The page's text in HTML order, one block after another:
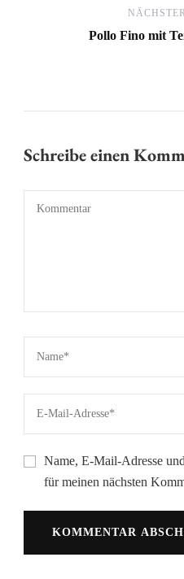
Pollo Fino mit
Schreibe einen
Name, E-Mail-Adresse
für meinen nächsten